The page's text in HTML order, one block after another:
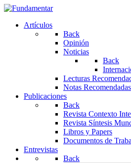
Artículos
Back
Opinión
Noticias
Back
Lecturas
Notas Recomendadas
Publicaciones
Back
Revista Contexto
Revista Síntesis
Libros y Papers
Documentos de
Entrevistas
Back